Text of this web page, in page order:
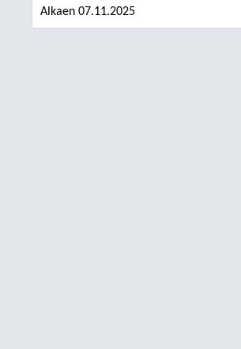
Alkaen 07.11.2025